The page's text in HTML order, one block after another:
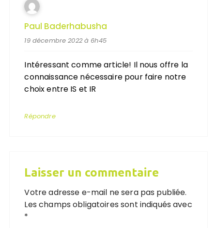
Paul Baderhabusha
19 décembre 2022 à 6h45
Intéressant comme article! Il nous offre la
connaissance nécessaire pour faire notre
choix entre IS et IR
Répondre
Laisser un commentaire
Votre adresse e-mail ne sera pas publiée.
Les champs obligatoires sont indiqués avec
*